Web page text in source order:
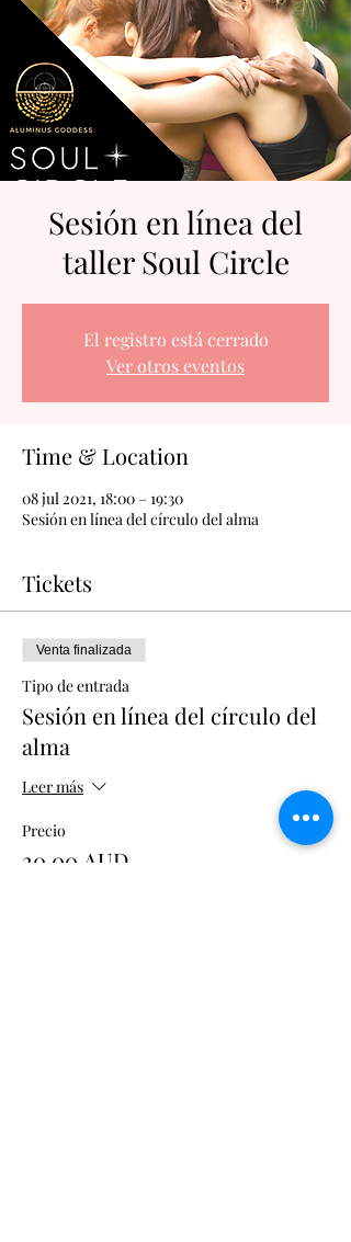
Sesión en línea del
taller Soul Circle
El registro está cerrado
Ver otros eventos
Time & Location
08 jul 2021, 18:00 – 19:30
Sesión en línea del círculo del alma
Tickets
Venta finalizada
Tipo de entrada
Sesión en línea del círculo del
alma
Leer más
Precio
20,00 AUD